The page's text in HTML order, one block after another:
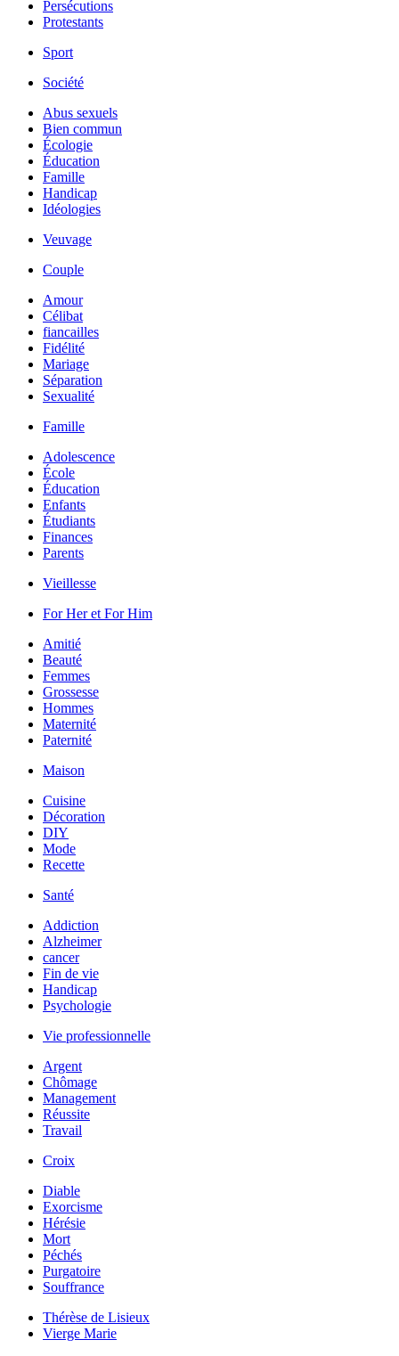
Persécutions
Protestants
Sport
Société
Abus sexuels
Bien commun
Écologie
Éducation
Famille
Handicap
Idéologies
Veuvage
Couple
Amour
Célibat
fiancailles
Fidélité
Mariage
Séparation
Sexualité
Famille
Adolescence
École
Éducation
Enfants
Étudiants
Finances
Parents
Vieillesse
For Her et For Him
Amitié
Beauté
Femmes
Grossesse
Hommes
Maternité
Paternité
Maison
Cuisine
Décoration
DIY
Mode
Recette
Santé
Addiction
Alzheimer
cancer
Fin de vie
Handicap
Psychologie
Vie professionnelle
Argent
Chômage
Management
Réussite
Travail
Croix
Diable
Exorcisme
Hérésie
Mort
Péchés
Purgatoire
Souffrance
Thérèse de Lisieux
Vierge Marie